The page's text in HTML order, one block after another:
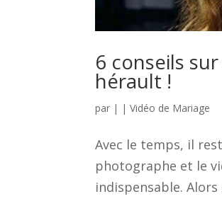
6 conseils
hérault !
par | |Vidéo de Mariage
Avec le temps, il
photographe et le
indispensable.